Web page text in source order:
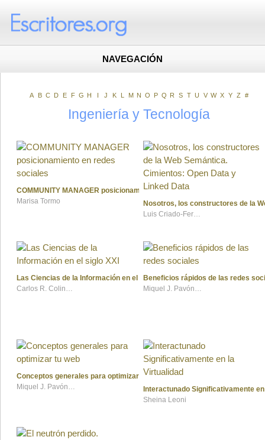
NAVEGACIÓN
A B C D E F G H J K L M N O P Q R S T U V W X Y Z #
Ingeniería y Tecnología
COMMUNITY MANAGER posicionamiento en redes sociales
Marisa Tormo
Nosotros, los constructores de la
Luis Criado-Fernández
Las Ciencias de la Información en el siglo XXI
Carlos R. Colindres
Beneficios rápidos de las redes
Miquel J. Pavón Besalú
Conceptos generales para optimizar tu web
Miquel J. Pavón Besalú
Interactunado Significativamente
Sheina Leoni